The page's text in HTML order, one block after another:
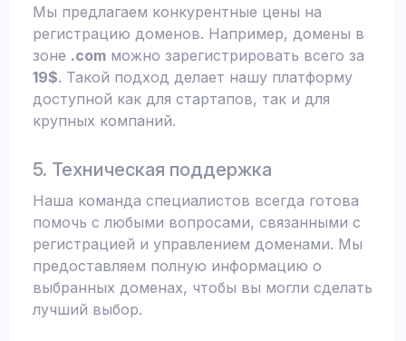
Мы предлагаем конкурентные цены на
регистрацию доменов. Например, домены в
зоне .com можно зарегистрировать всего за
19$. Такой подход делает нашу платформу
доступной как для стартапов, так и для
крупных компаний.
5. Техническая поддержка
Наша команда специалистов всегда готова
помочь с любыми вопросами, связанными с
регистрацией и управлением доменами. Мы
предоставляем полную информацию о
выбранных доменах, чтобы вы могли сделать
лучший выбор.